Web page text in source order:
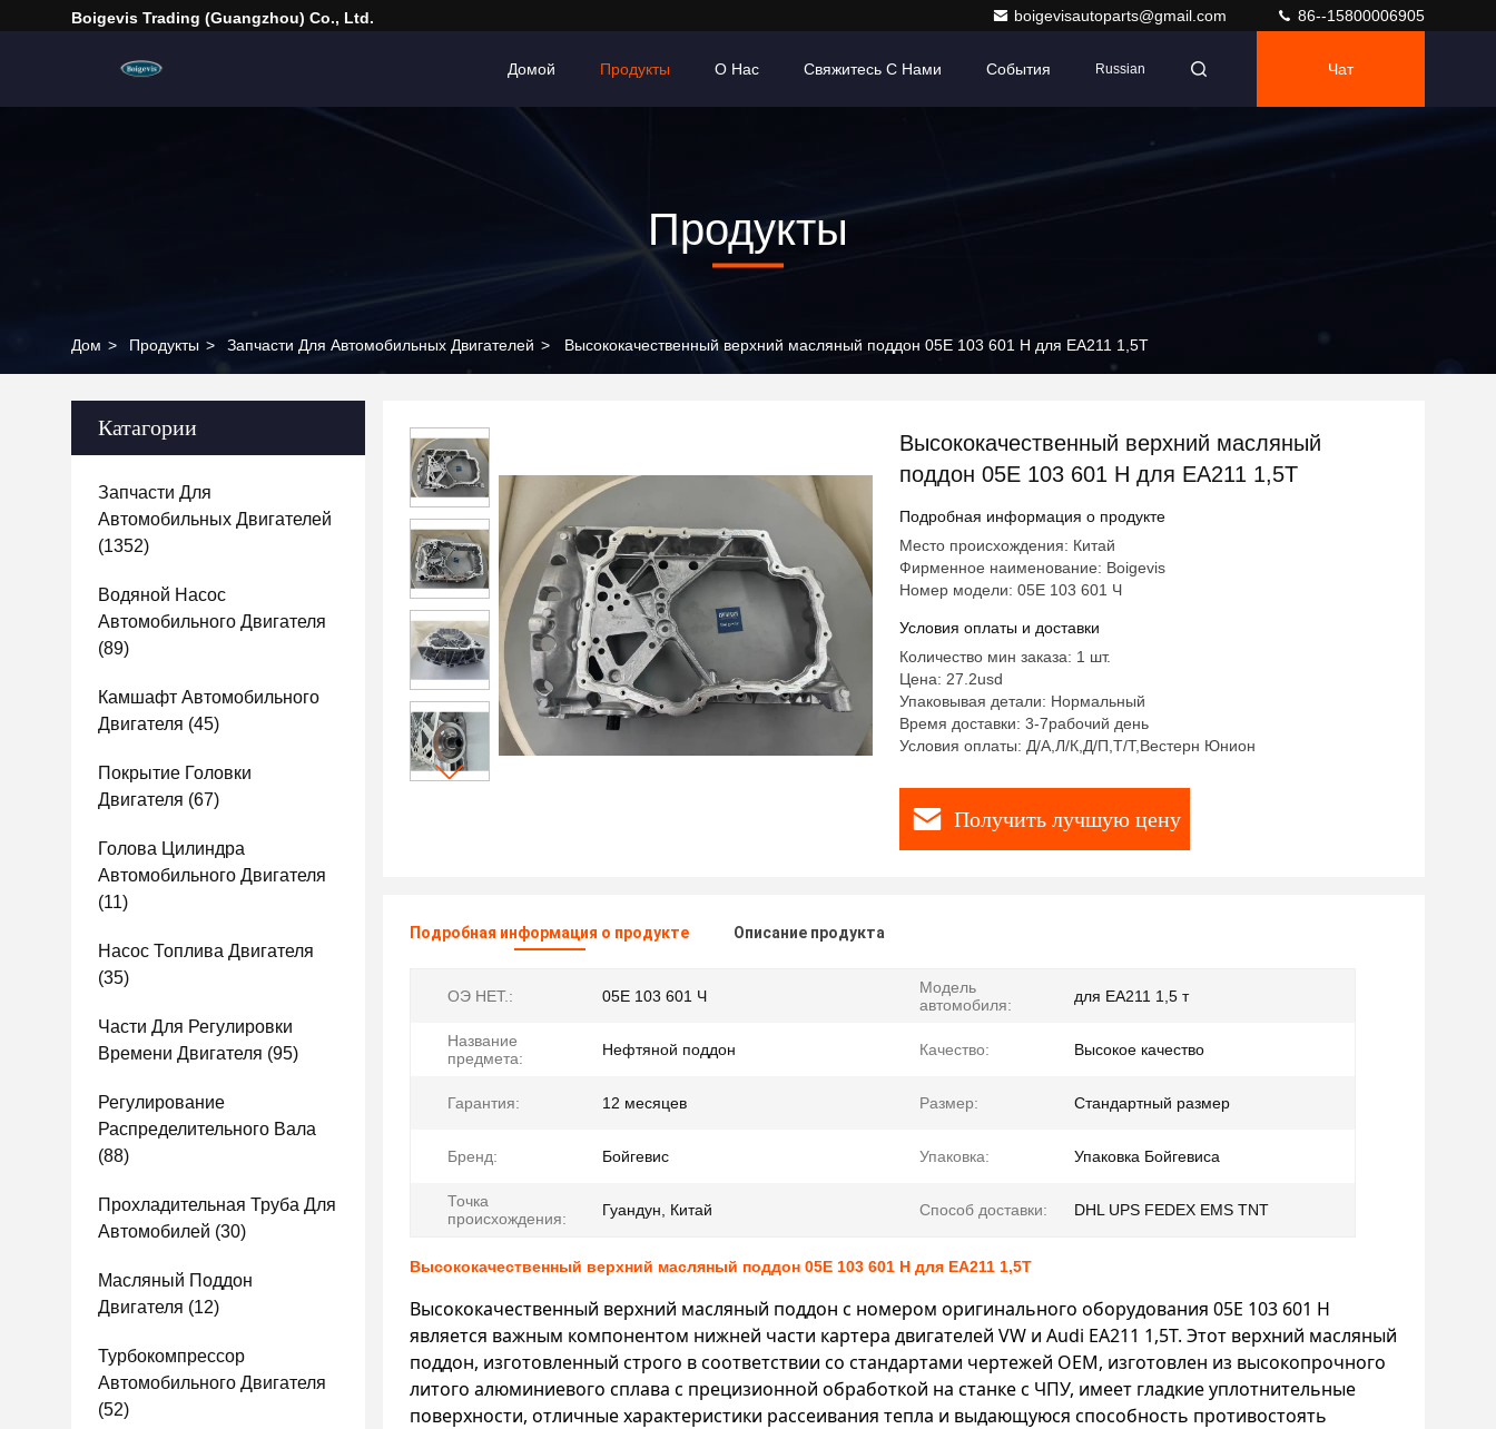
Boigevis Trading (guangzhou) Co., Ltd. boigevisautoparts@gmail.com 86--15800006905
Домой Продукты О Нас Свяжитесь С Нами События Russian Чат
Продукты
Дом > Продукты > Запчасти Для Автомобильных Двигателей > Высококачественный верхний масляный поддон 05E 103 601 H для EA211 1,5T
Катагории
Запчасти Для
Автомобильных Двигателей
(1352)
Водяной Насос
Автомобильного Двигателя
(89)
Камшафт Автомобильного
Двигателя (45)
Покрытие Головки
Двигателя (67)
Голова Цилиндра
Автомобильного Двигателя
(11)
Насос Топлива Двигателя
(35)
Части Для Регулировки
Времени Двигателя (95)
Регулирование
Распределительного Вала
(88)
Прохладительная Труба Для
Автомобилей (30)
Масляный Поддон
Двигателя (12)
Турбокомпрессор
Автомобильного Двигателя
(52)
Высококачественный верхний масляный
поддон 05E 103 601 H для EA211 1,5T
Подробная информация о продукте
Место происхождения: Китай
Фирменное наименование: Boigevis
Номер модели: 05E 103 601 Ч
Условия оплаты и доставки
Количество мин заказа: 1 шт.
Цена: 27.2usd
Упаковывая детали: Нормальный
Время доставки: 3-7рабочий день
Условия оплаты: Д/А,Л/К,Д/П,Т/Т,Вестерн Юнион
Получить лучшую цену
Подробная информация о продукте Описание продукта
ОЭ НЕТ.: 05E 103 601 Ч
Модель
автомобиля:
для EA211 1,5 т
Название
предмета:
Нефтяной поддон Качество: Высокое качество
Гарантия: 12 месяцев Размер: Стандартный размер
Бренд: Бойгевис Упаковка: Упаковка Бойгевиса
Точка
происхождения:
Гуандун, Китай Способ доставки: DHL UPS FEDEX EMS TNT
Высококачественный верхний масляный поддон 05E 103 601 H для EA211 1,5T
Высококачественный верхний масляный поддон с номером оригинального оборудования 05E 103 601 H
является важным компонентом нижней части картера двигателей VW и Audi EA211 1,5T. Этот верхний масляный
поддон, изготовленный строго в соответствии со стандартами чертежей OEM, изготовлен из высокопрочного
литого алюминиевого сплава с прецизионной обработкой на станке с ЧПУ, имеет гладкие уплотнительные
поверхности, отличные характеристики рассеивания тепла и выдающуюся способность противостоять